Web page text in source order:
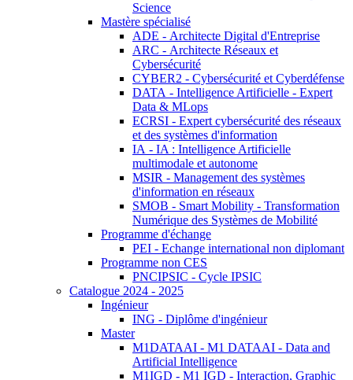
Science
Mastère spécialisé
ADE - Architecte Digital d'Entreprise
ARC - Architecte Réseaux et
Cybersécurité
CYBER2 - Cybersécurité et Cyberdéfense
DATA - Intelligence Artificielle - Expert
Data & MLops
ECRSI - Expert cybersécurité des réseaux
et des systèmes d'information
IA - IA : Intelligence Artificielle
multimodale et autonome
MSIR - Management des systèmes
d'information en réseaux
SMOB - Smart Mobility - Transformation
Numérique des Systèmes de Mobilité
Programme d'échange
PEI - Echange international non diplomant
Programme non CES
PNCIPSIC - Cycle IPSIC
Catalogue 2024 - 2025
Ingénieur
ING - Diplôme d'ingénieur
Master
M1DATAAI - M1 DATAAI - Data and
Artificial Intelligence
M1IGD - M1 IGD - Interaction, Graphic